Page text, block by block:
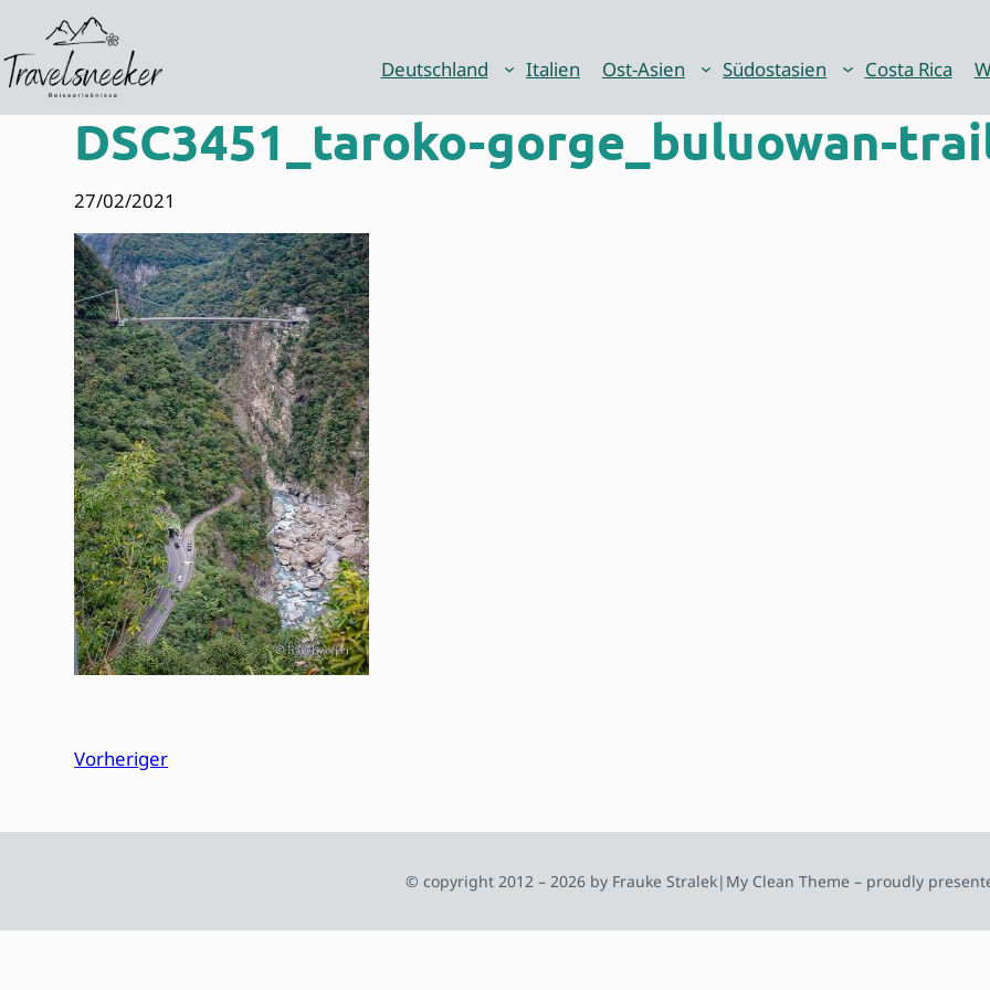
Inhalt
springen
Deutschland Italien Ost-Asien Südostasien Costa Rica
DSC3451_taroko-gorge_buluowan-
27/02/2021
Vorheriger
© copyright 2012 – 2026 by Frauke Stralek| My Clean Theme – proudly